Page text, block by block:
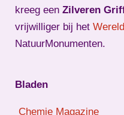
kreeg een Zilveren
vrijwilliger bij het
NatuurMonumenten.
Bladen
Chemie Magazine